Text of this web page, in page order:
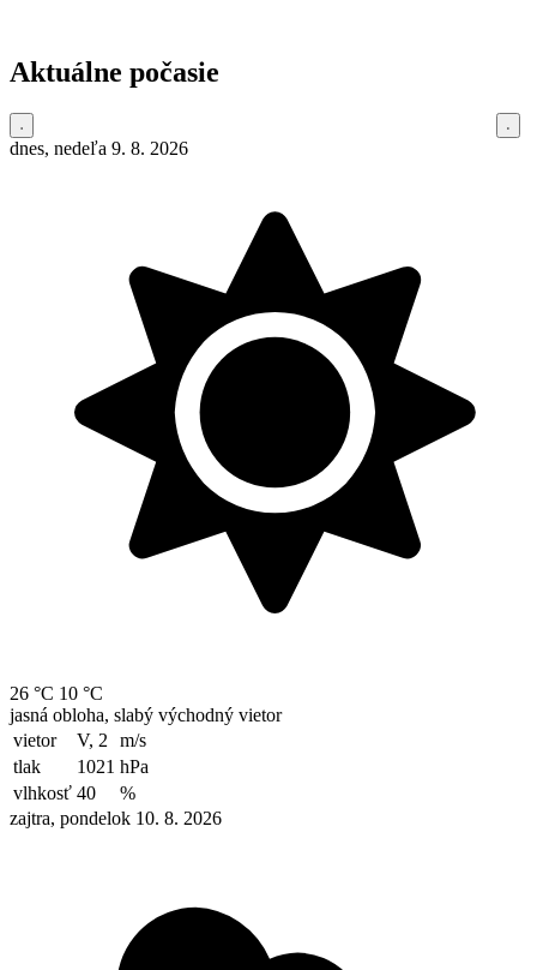
Aktuálne počasie
dnes, nedeľa 9. 8. 2026
26 °C 10 °C
jasná obloha, slabý východný vietor
vietor
V, 2
m/s
tlak
1021 hPa
vlhkosť 40
%
zajtra, pondelok 10. 8. 2026